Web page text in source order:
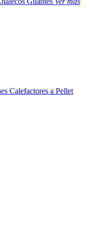
Calefactores a Pellet